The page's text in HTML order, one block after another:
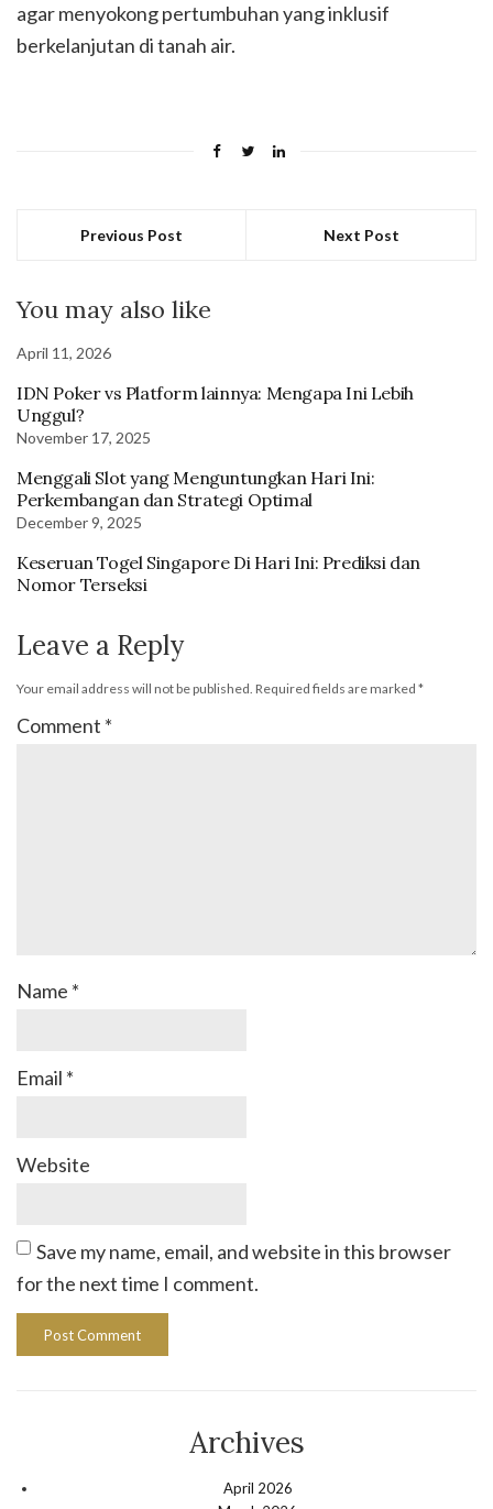
agar menyokong pertumbuhan yang inklusif
berkelanjutan di tanah air.
Previous Post Next Post
You may also like
April 11, 2026
IDN Poker vs Platform lainnya: Mengapa Ini Lebih
Unggul?
November 17, 2025
Menggali Slot yang Menguntungkan Hari Ini:
Perkembangan dan Strategi Optimal
December 9, 2025
Keseruan Togel Singapore Di Hari Ini: Prediksi dan
Nomor Terseksi
Leave a Reply
Your email address will not be published. Required fields are marked *
Comment *
Name *
Email *
Website
Save my name, email, and website in this browser
for the next time I comment.
Archives
April 2026